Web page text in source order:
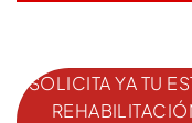
SOLICITA YA TU